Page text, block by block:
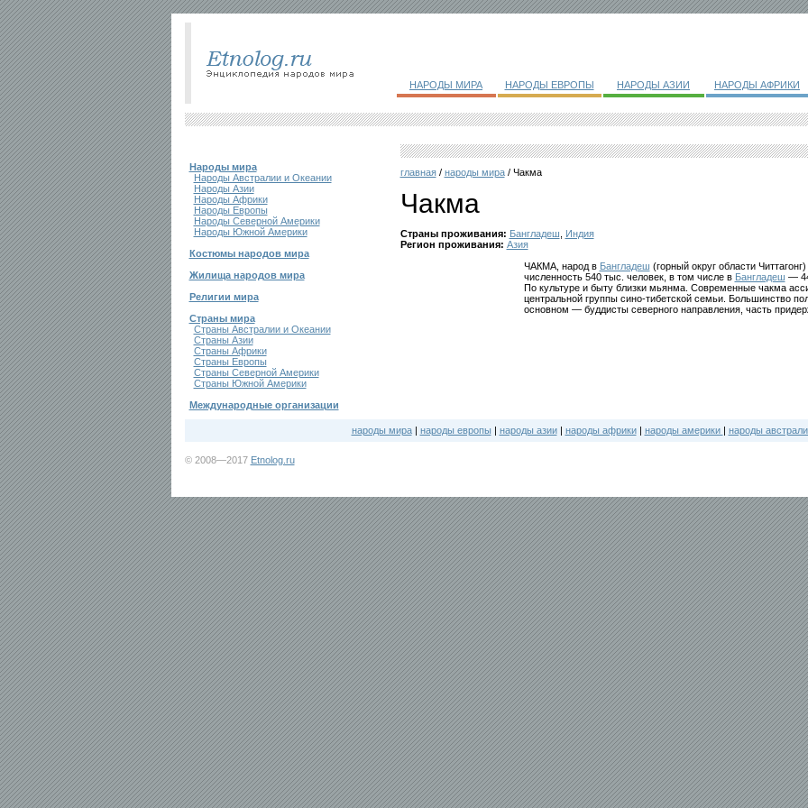
НАРОДЫ МИРА НАРОДЫ ЕВРОПЫ НАРОДЫ АЗИИ НАРОДЫ АФРИКИ
Народы мира
Народы Австралии и Океании
Народы Азии
Народы Африки
Народы Европы
Народы Северной Америки
Народы Южной Америки
Костюмы народов мира
Жилища народов мира
Религии мира
Страны мира
Страны Австралии и Океании
Страны Азии
Страны Африки
Страны Европы
Страны Северной Америки
Страны Южной Америки
Международные организации
главная/ народы мира/ Чакма
Чакма
Страны проживания: Бангладеш
Индия
Регион проживания: Азия
ЧАКМА, народ в Бангладеш (горный округ области
численность 540 тыс. человек, в том числе в Бангладеш —
По культуре и быту близки мьянма. Современные чакма
центральной группы сино-тибетской семьи. Большинство
основном — буддисты северного направления, часть
народы мира| народы европы | народы азии| народы африки| народы америки | народы
© 2008—2017 Etnolog.ru